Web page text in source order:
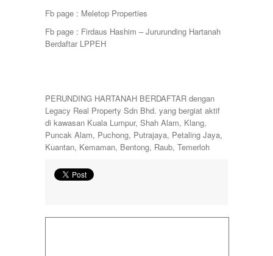
Fb page : Meletop Properties
Fb page : Firdaus Hashim – Jururunding Hartanah
Berdaftar LPPEH
PERUNDING HARTANAH BERDAFTAR dengan
Legacy Real Property Sdn Bhd. yang bergiat aktif
di kawasan Kuala Lumpur, Shah Alam, Klang,
Puncak Alam, Puchong, Putrajaya, Petaling Jaya,
Kuantan, Kemaman, Bentong, Raub, Temerloh